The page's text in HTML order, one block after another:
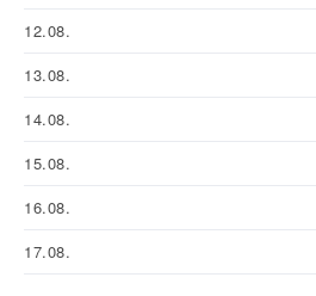
12.08.
13.08.
14.08.
15.08.
16.08.
17.08.